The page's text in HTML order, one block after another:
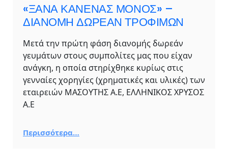
«ΞΑΝΑ ΚΑΝΕΝΑΣ ΜΟΝΟΣ» –
ΔΙΑΝΟΜΗ ΔΩΡΕΑΝ ΤΡΟΦΙΜΩΝ
Μετά την πρώτη φάση διανομής δωρεάν
γευμάτων στους συμπολίτες μας που είχαν
ανάγκη, η οποία στηρίχθηκε κυρίως στις
γενναίες χορηγίες (χρηματικές και υλικές) των
εταιρειών ΜΑΣΟΥΤΗΣ Α.Ε, ΕΛΛΗΝΙΚΟΣ ΧΡΥΣΟΣ
Α.Ε
Περισσότερα…